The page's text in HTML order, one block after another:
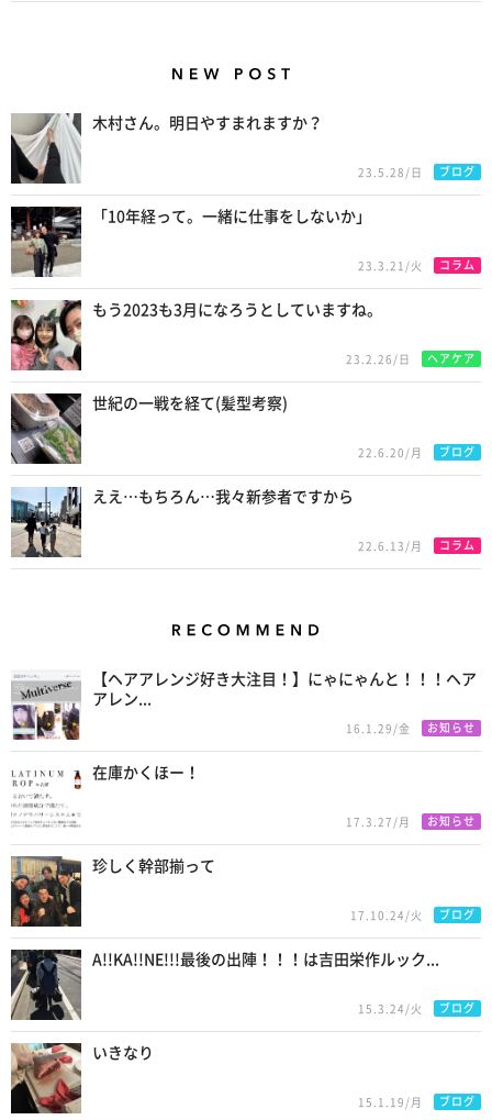
木村さん。明日やすまれますか？
23.5.28/日 ブログ
「10年経って。一緒に仕事をしないか」
23.3.21/火 コラム
もう2023も3月になろうとしていますね。
23.2.26/日 ヘアケア
世紀の一戦を経て(髪型考察)
22.6.20/月 ブログ
ええ…もちろん…我々新参者ですから
22.6.13/月 コラム
【ヘアアレンジ好き大注目！】にゃにゃんと！！！ヘア
アレン...
16.1.29/金 お知らせ
在庫かくほー！
17.3.27/月 お知らせ
珍しく幹部揃って
17.10.24/火 ブログ
A!!KA!!NE!!!最後の出陣！！！は吉田栄作ルック...
15.3.24/火 ブログ
いきなり
15.1.19/月 ブログ